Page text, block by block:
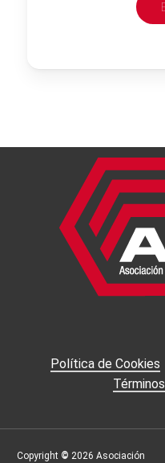
Política de Cookies
Copyright © 2026 Asociación